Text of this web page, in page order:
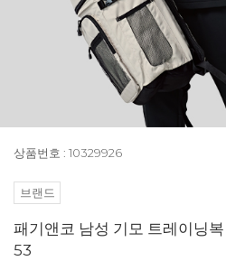
상품번호 : 10329926
브랜드
패기앤코 남성 기모 트레이닝
53